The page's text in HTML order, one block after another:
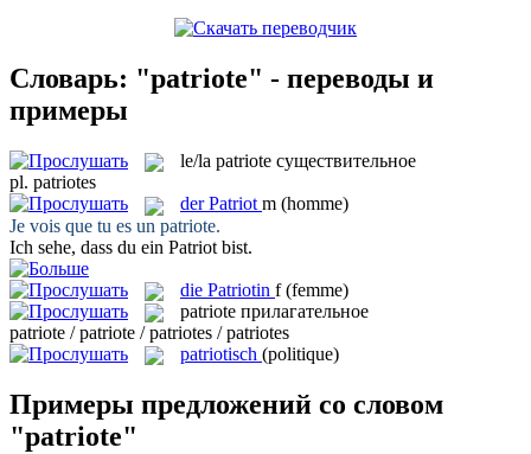
Словарь: "patriote" - переводы и
примеры
le/la patriote существительное
pl. patriotes
derPatriot m (homme)
Je vois que tu es un patriote.
Ich sehe, dass du ein Patriot bist.
die Patriotin f (femme)
patriote прилагательное
patriote / patriote / patriotes / patriotes
patriotisch (politique)
Примеры предложений со словом
"patriote"